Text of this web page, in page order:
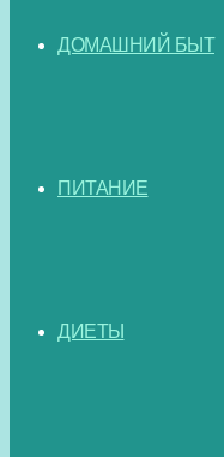
ДОМАШНИЙ БЫТ
ПИТАНИЕ
ДИЕТЫ